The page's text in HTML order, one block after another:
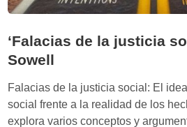
‘Falacias de la justicia
Sowell
Falacias de la justicia social: El
social frente a la realidad de los
explora varios conceptos y